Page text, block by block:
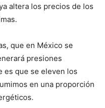
altera los precios de los
que en México se
presiones
es que se eleven los
en una proporción